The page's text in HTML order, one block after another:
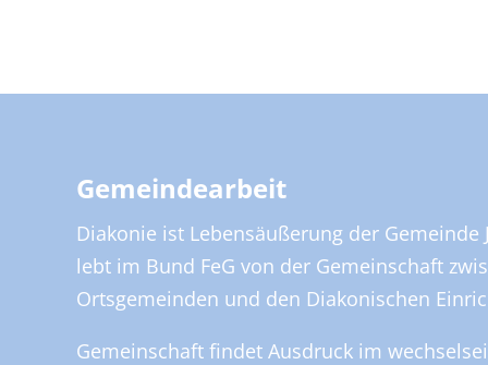
Gemeindearbeit
Diakonie ist Lebensäußerung der Gemeinde
lebt im Bund FeG von der Gemeinschaft
Ortsgemeinden und den Diakonischen
Gemeinschaft findet Ausdruck im